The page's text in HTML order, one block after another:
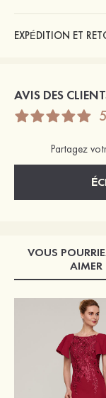
EXPÉDITION ET
AVIS DES
Partagez
VOUS
AIMER